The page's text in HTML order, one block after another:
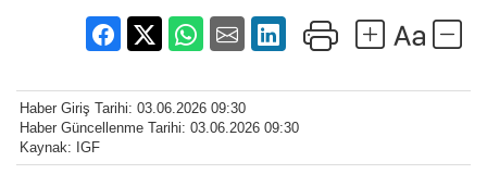
Haber Giriş Tarihi: 03.06.2026 09:30
Haber Güncellenme Tarihi: 03.06.2026 09:30
Kaynak: IGF